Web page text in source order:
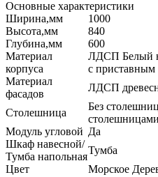
Основные характеристики
Ширина,мм
1000
Высота,мм
840
Глубина,мм
600
Материал
корпуса
ЛДСП Белый
с приставным
Материал
фасадов
ЛДСП
Столешница
Без
Модуль угловой Да
Шкаф навесной/
Тумба напольная
Тумба
Цвет
Морское